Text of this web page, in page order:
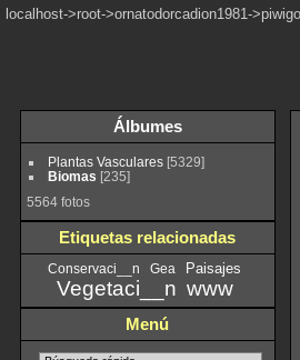
localhost->root->ornatodorcadion1981->piwigo
Álbumes
Plantas Vasculares [5329]
Biomas [235]
5564 fotos
Etiquetas relacionadas
Conservaci__n Gea Paisajes
Vegetaci__n www
Menú